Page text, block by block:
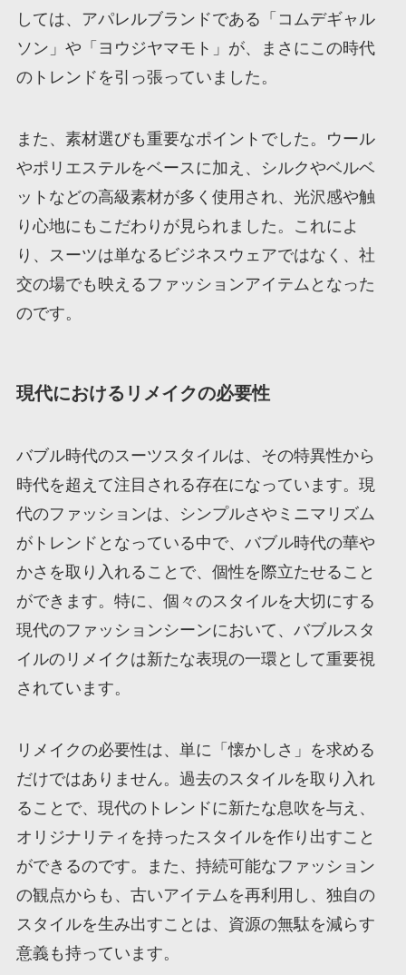
しては、アパレルブランドである「コムデギャル
ソン」や「ヨウジヤマモト」が、まさにこの時代
のトレンドを引っ張っていました。
また、素材選びも重要なポイントでした。ウール
やポリエステルをベースに加え、シルクやベルベ
ットなどの高級素材が多く使用され、光沢感や触
り心地にもこだわりが見られました。これによ
り、スーツは単なるビジネスウェアではなく、社
交の場でも映えるファッションアイテムとなった
のです。
現代におけるリメイクの必要性
バブル時代のスーツスタイルは、その特異性から
時代を超えて注目される存在になっています。現
代のファッションは、シンプルさやミニマリズム
がトレンドとなっている中で、バブル時代の華や
かさを取り入れることで、個性を際立たせること
ができます。特に、個々のスタイルを大切にする
現代のファッションシーンにおいて、バブルスタ
イルのリメイクは新たな表現の一環として重要視
されています。
リメイクの必要性は、単に「懐かしさ」を求める
だけではありません。過去のスタイルを取り入れ
ることで、現代のトレンドに新たな息吹を与え、
オリジナリティを持ったスタイルを作り出すこと
ができるのです。また、持続可能なファッション
の観点からも、古いアイテムを再利用し、独自の
スタイルを生み出すことは、資源の無駄を減らす
意義も持っています。